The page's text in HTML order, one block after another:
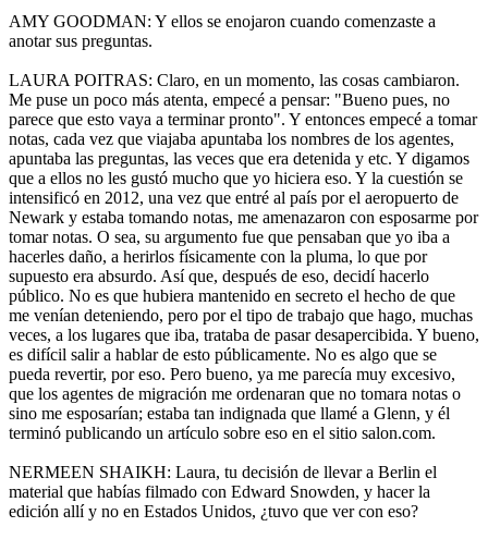
AMY GOODMAN: Y ellos se enojaron cuando comenzaste a
anotar sus preguntas.
LAURA POITRAS: Claro, en un momento, las cosas cambiaron.
Me puse un poco más atenta, empecé a pensar: "Bueno pues, no
parece que esto vaya a terminar pronto". Y entonces empecé a tomar
notas, cada vez que viajaba apuntaba los nombres de los agentes,
apuntaba las preguntas, las veces que era detenida y etc. Y digamos
que a ellos no les gustó mucho que yo hiciera eso. Y la cuestión se
intensificó en 2012, una vez que entré al país por el aeropuerto de
Newark y estaba tomando notas, me amenazaron con esposarme por
tomar notas. O sea, su argumento fue que pensaban que yo iba a
hacerles daño, a herirlos físicamente con la pluma, lo que por
supuesto era absurdo. Así que, después de eso, decidí hacerlo
público. No es que hubiera mantenido en secreto el hecho de que
me venían deteniendo, pero por el tipo de trabajo que hago, muchas
veces, a los lugares que iba, trataba de pasar desapercibida. Y bueno,
es difícil salir a hablar de esto públicamente. No es algo que se
pueda revertir, por eso. Pero bueno, ya me parecía muy excesivo,
que los agentes de migración me ordenaran que no tomara notas o
sino me esposarían; estaba tan indignada que llamé a Glenn, y él
terminó publicando un artículo sobre eso en el sitio salon.com.
NERMEEN SHAIKH: Laura, tu decisión de llevar a Berlin el
material que habías filmado con Edward Snowden, y hacer la
edición allí y no en Estados Unidos, ¿tuvo que ver con eso?